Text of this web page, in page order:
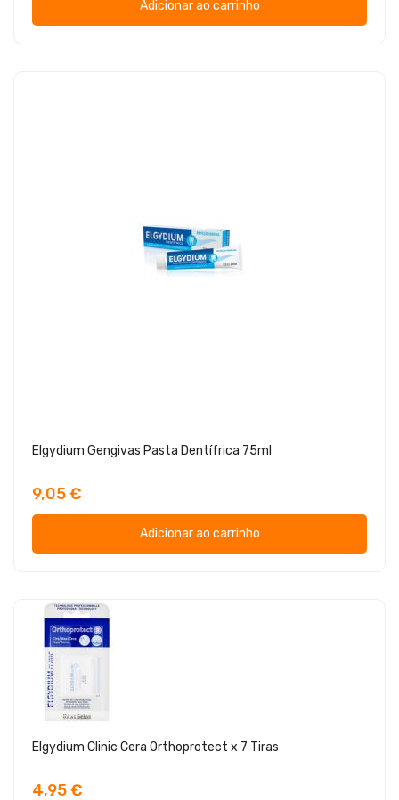
Adicionar ao carrinho
Elgydium Gengivas Pasta Dentífrica 75ml
9,05 €
Adicionar ao carrinho
Elgydium Clinic Cera Orthoprotect x 7 Tiras
4,95 €